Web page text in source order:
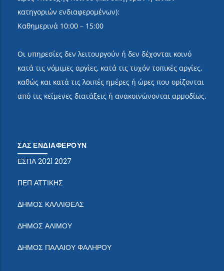
κατηγοριών ενδιαφερομένων):
Καθημερινά 10:00 – 15:00
Οι υπηρεσίες δεν λειτουργούν ή δεν δέχονται κοινό
κατά τις νόμιμες αργίες, κατά τις τυχόν τοπικές αργίες,
καθώς και κατά τις λοιπές ημέρες ή ώρες που ορίζονται
από τις κείμενες διατάξεις ή ανακοινώνονται αρμοδίως.
ΣΑΣ ΕΝΔΙΑΦΕΡΟΥΝ
ΕΣΠΑ 2021 2027
ΠΕΠ ΑΤΤΙΚΗΣ
ΔΗΜΟΣ ΚΑΛΛΙΘΕΑΣ
ΔΗΜΟΣ ΑΛΙΜΟΥ
ΔΗΜΟΣ ΠΑΛΑΙΟΥ ΦΑΛΗΡΟΥ